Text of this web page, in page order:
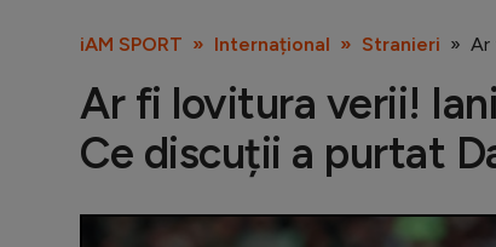
iAM SPORT Internațional Stranieri Ar
Ar fi lovitura verii!
Ce discuții a purtat